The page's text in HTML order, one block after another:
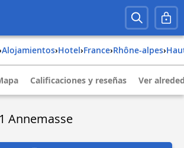
Alojamientos› Hotel› france› rhône-alpes›
Calificaciones y reseñas Ver
Annemasse